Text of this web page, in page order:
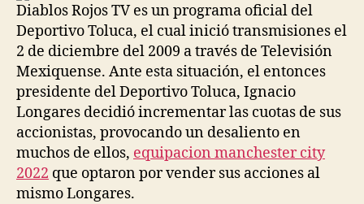
Diablos Rojos TV es un programa oficial del
Deportivo Toluca, el cual inició transmisiones el
2 de diciembre del 2009 a través de Televisión
Mexiquense. Ante esta situación, el entonces
presidente del Deportivo Toluca, Ignacio
Longares decidió incrementar las cuotas de sus
accionistas, provocando un desaliento en
muchos de ellos, equipacion manchester city
2022 que optaron por vender sus acciones al
mismo Longares.